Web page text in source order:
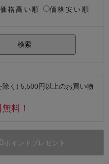
価格高い順 価格安い順
検索
く) 5,500円以上のお買い物
料！
ポイントプレゼント